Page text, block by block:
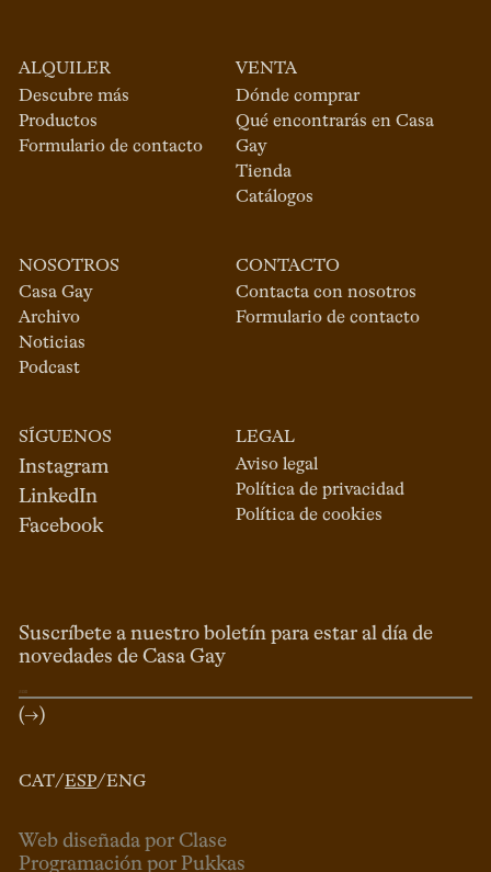
ALQUILER
Descubre más
Productos
Formulario de contacto
VENTA
Dónde comprar
Qué encontrarás en Casa
Gay
Tienda
Catálogos
NOSOTROS
Casa Gay
Archivo
Noticias
Podcast
CONTACTO
Contacta con nosotros
Formulario de contacto
SÍGUENOS
Instagram
LinkedIn
Facebook
LEGAL
Aviso legal
Política de privacidad
Política de cookies
CAT/ESP/ENG
Suscríbete a nuestro boletín para estar al día de
novedades de Casa Gay
(→)
Web diseñada por Clase
Programación por Pukkas